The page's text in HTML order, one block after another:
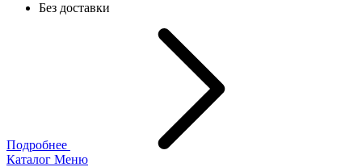
Без доставки
Подробнее
Каталог Меню